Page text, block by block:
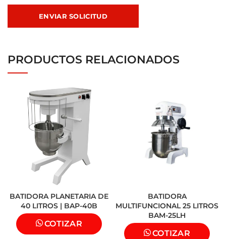
PRODUCTOS RELACIONADOS
BATIDORA PLANETARIA DE
40 LITROS | BAP-40B
COTIZAR
BATIDORA
MULTIFUNCIONAL 25 LITROS
BAM-25LH
COTIZAR